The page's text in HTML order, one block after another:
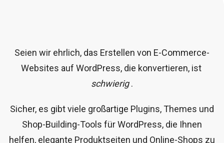
Seien wir ehrlich, das Erstellen von E-Commerce-
Websites auf WordPress, die konvertieren, ist
schwierig.
Sicher, es gibt viele großartige Plugins, Themes und
Shop-Building-Tools für WordPress, die Ihnen
helfen, elegante Produktseiten und Online-Shops zu